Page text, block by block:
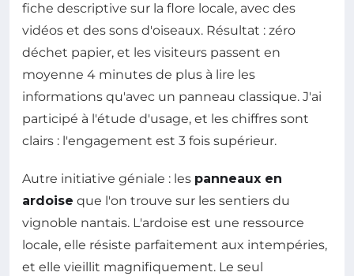
fiche descriptive sur la flore locale, avec des
vidéos et des sons d'oiseaux. Résultat : zéro
déchet papier, et les visiteurs passent en
moyenne 4 minutes de plus à lire les
informations qu'avec un panneau classique. J'ai
participé à l'étude d'usage, et les chiffres sont
clairs : l'engagement est 3 fois supérieur.
Autre initiative géniale : les panneaux en
ardoise que l'on trouve sur les sentiers du
vignoble nantais. L'ardoise est une ressource
locale, elle résiste parfaitement aux intempéries,
et elle vieillit magnifiquement. Le seul